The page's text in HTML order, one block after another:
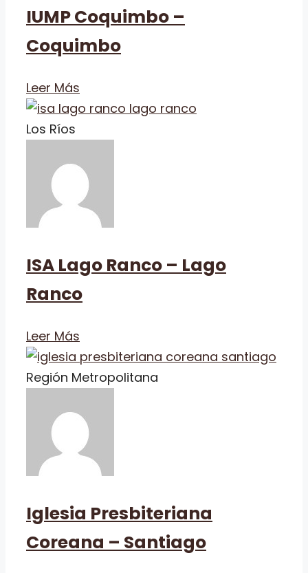
IUMP Coquimbo –
Coquimbo
Leer Más
Los Ríos
ISA Lago Ranco – Lago
Ranco
Leer Más
Región Metropolitana
Iglesia Presbiteriana
Coreana – Santiago